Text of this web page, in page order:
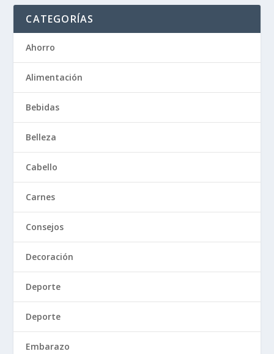
CATEGORÍAS
Ahorro
Alimentación
Bebidas
Belleza
Cabello
Carnes
Consejos
Decoración
Deporte
Deporte
Embarazo